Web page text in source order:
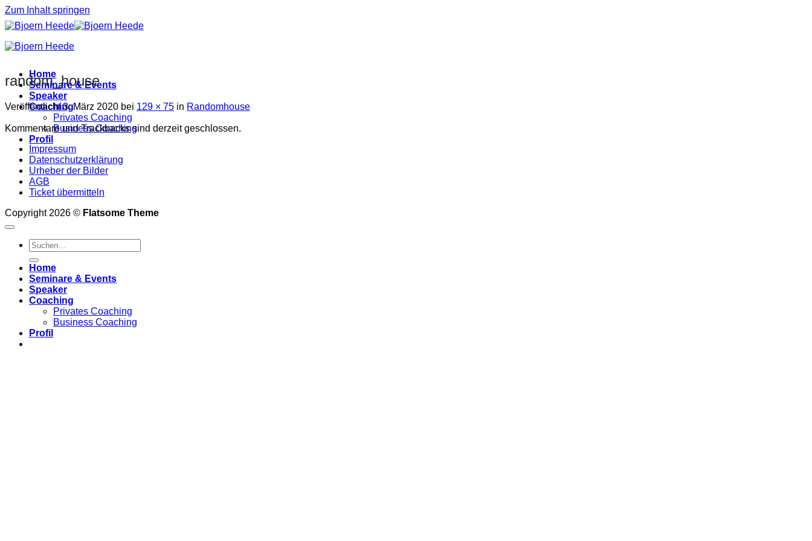
Zum Inhalt springen
Home
Seminare & Events
Speaker
Coaching
Privates Coaching
Business Coaching
Profil
random_house
Veröffentlicht3. März 2020 bei 129 × 75 in Randomhouse
Kommentare und Trackbacks sind derzeit geschlossen.
Impressum
Datenschutzerklärung
Urheber der Bilder
AGB
Ticket übermitteln
Copyright 2026 © Flatsome Theme
Home
Seminare & Events
Speaker
Coaching
Privates Coaching
Business Coaching
Profil